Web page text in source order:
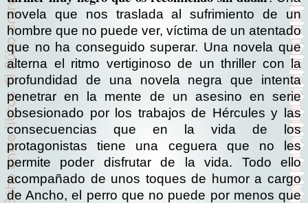
novela que nos traslada al sufrimiento de un
hombre que no puede ver, víctima de un atentado
que no ha conseguido superar. Una novela que
alterna el ritmo vertiginoso de un thriller con la
profundidad de una novela negra que intenta
penetrar en la mente de un asesino en serie
obsesionado por los trabajos de Hércules y las
consecuencias que en la vida de los
protagonistas tiene una ceguera que no les
permite poder disfrutar de la vida. Todo ello
acompañado de unos toques de humor a cargo
de Ancho, el perro que no puede por menos que